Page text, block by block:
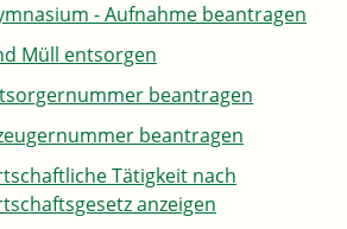
- Aufnahme beantragen
Müll entsorgen
beantragen
beantragen
Tätigkeit nach
anzeigen